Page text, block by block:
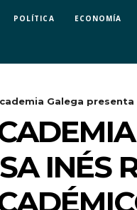
POLÍTICA ECONOMÍA
Galega
INÉS